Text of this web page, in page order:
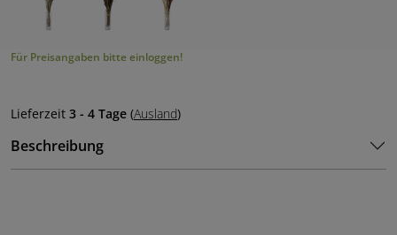
Für Preisangaben bitte einloggen!
Lieferzeit 3 - 4 Tage (Ausland)
Beschreibung